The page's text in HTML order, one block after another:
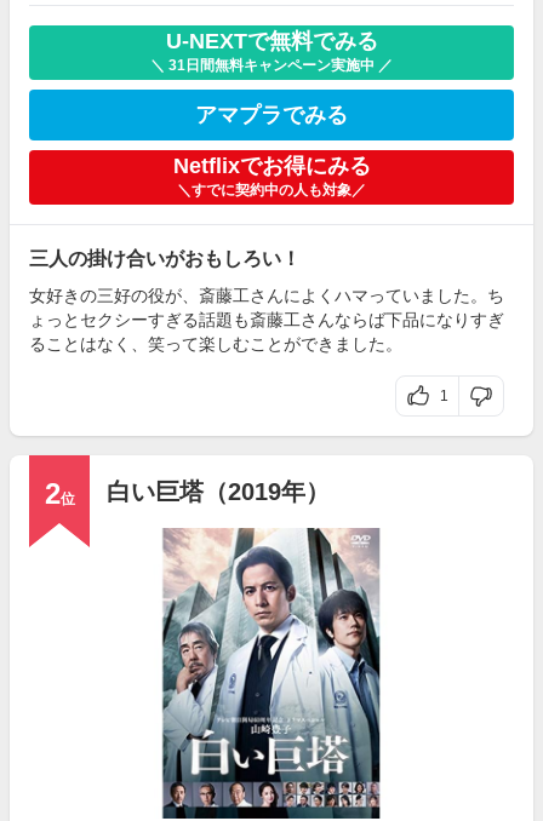
U-NEXTで無料でみる
＼ 31日間無料キャンペーン実施中 ／
アマプラでみる
Netflixでお得にみる
＼すでに契約中の人も対象／
三人の掛け合いがおもしろい！
女好きの三好の役が、斎藤工さんによくハマっていました。ち
ょっとセクシーすぎる話題も斎藤工さんならば下品になりすぎ
ることはなく、笑って楽しむことができました。
1
2位 白い巨塔（2019年）